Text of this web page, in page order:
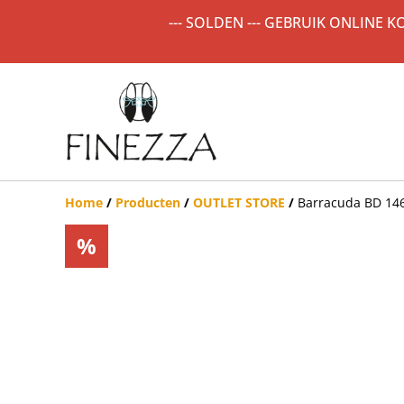
--- SOLDEN --- GEBRUIK ONLINE
Home / Producten / OUTLET STORE / Barracuda BD
%